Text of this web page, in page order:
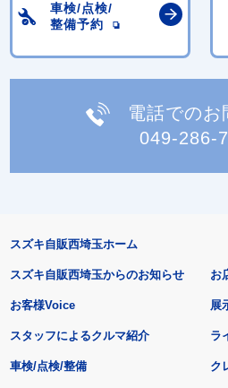
車検/点検/
整備予約
電話でのお
049-286-
スズキ自販西埼玉ホーム
スズキ自販西埼玉からのお知らせ
お客様Voice
スタッフによるクルマ紹介
お
展
ラ
車検/点検/整備 ク